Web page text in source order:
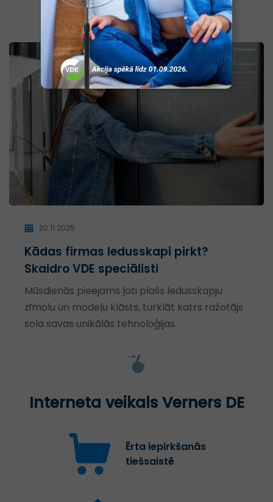
Jaunumi
20.11.2025
Kādas firmas ledusskapi pirkt?
Skaidro VDE speciālisti
Mūsdienās pieejams ļoti plašs ledusskapju
zīmolu un modeļu klāsts, turklāt katrs ražotājs
sola savas unikālās tehnoloģijas.
Interneta veikals Verners DE
Ērta iepirkšanās
tiešsaistē